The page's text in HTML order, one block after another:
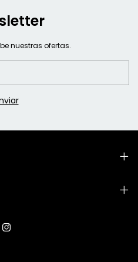
nuestras ofertas.